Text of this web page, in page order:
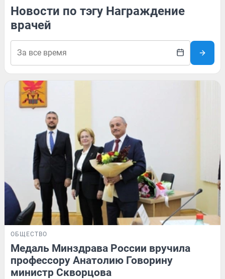
Новости по тэгу Награждение
врачей
ОБЩЕСТВО
Медаль Минздрава России вручила
профессору Анатолию Говорину
министр Скворцова